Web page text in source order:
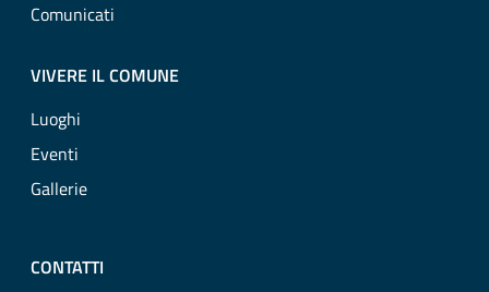
Comunicati
VIVERE IL COMUNE
Luoghi
Eventi
Gallerie
CONTATTI